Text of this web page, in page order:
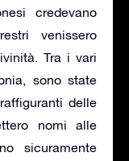
credevano
venissero
Tra i vari
sono state
delle
nomi alle
sicuramente